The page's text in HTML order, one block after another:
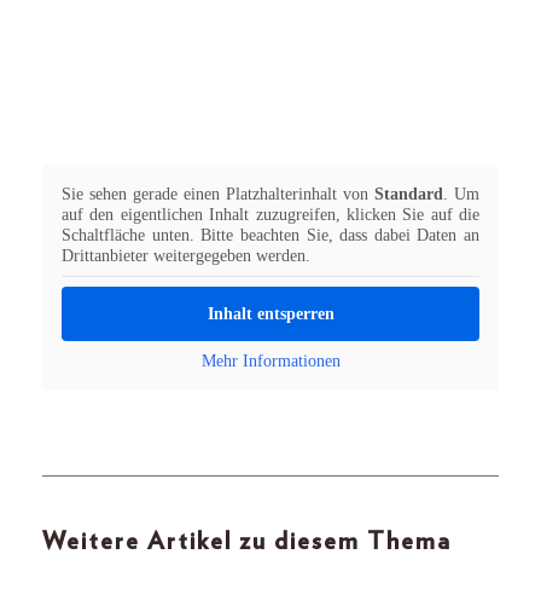
Sie sehen gerade einen Platzhalterinhalt von Standard. Um
auf den eigentlichen Inhalt zuzugreifen, klicken Sie auf die
Schaltfläche unten. Bitte beachten Sie, dass dabei Daten an
Drittanbieter weitergegeben werden.
Inhalt entsperren
Mehr Informationen
Weitere Artikel zu diesem Thema